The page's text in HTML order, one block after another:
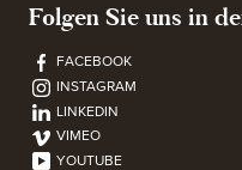
Folgen Sie uns in
FACEBOOK
INSTAGRAM
LINKEDIN
VIMEO
YOUTUBE